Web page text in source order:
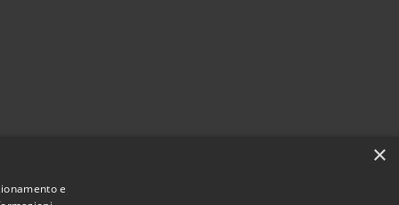
×
e